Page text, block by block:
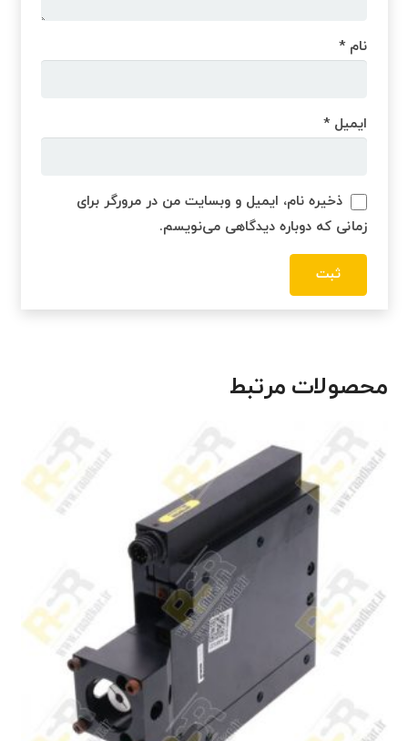
نام *
ایمیل *
ذخیره نام، ایمیل و وبسایت من در مرورگر برای
زمانی که دوباره دیدگاهی می‌نویسم.
محصولات مرتبط